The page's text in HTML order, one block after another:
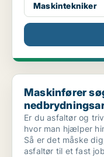
Maskintekniker
Maskinfører søges til
Maskinfører
Er du asfaltør og
hvor man hjælper
Så er det måske
asfaltør til et fast